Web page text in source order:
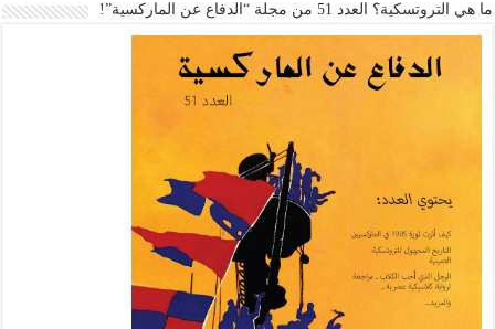
ما هي التروتسكية؟ العدد 51 من مجلة “الدفاع عن الماركسية”!